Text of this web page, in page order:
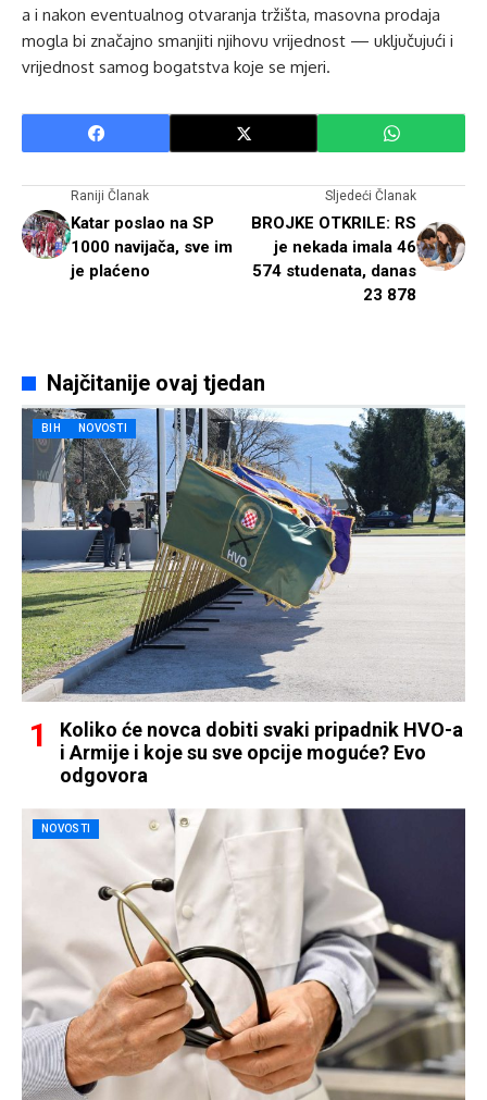
a i nakon eventualnog otvaranja tržišta, masovna prodaja
mogla bi značajno smanjiti njihovu vrijednost — uključujući i
vrijednost samog bogatstva koje se mjeri.
Raniji Članak
Katar poslao na SP
1000 navijača, sve im
je plaćeno
Sljedeći Članak
BROJKE OTKRILE: RS
je nekada imala 46
574 studenata, danas
23 878
Najčitanije ovaj tjedan
BIH NOVOSTI
Koliko će novca dobiti svaki pripadnik HVO-a
i Armije i koje su sve opcije moguće? Evo
odgovora
NOVOSTI